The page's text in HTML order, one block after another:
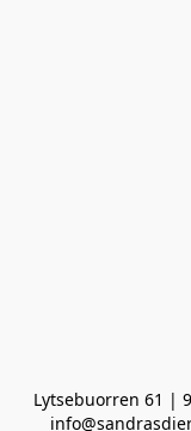
Lytsebuorren 61 |